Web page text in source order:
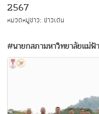
2567
หมวดหมู่ข่าว: ข่าวเด่น
#นายกสภามหาวิทยาลัยแม่ฟ้